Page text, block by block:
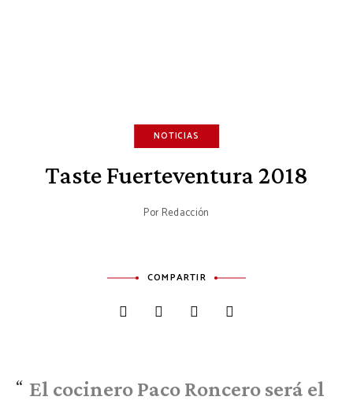
NOTICIAS
Taste Fuerteventura 2018
Por Redacción
COMPARTIR
El cocinero Paco Roncero será el